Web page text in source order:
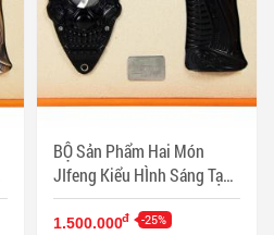
BỘ Sản Phẩm Hai Món
JIfeng Kiểu HÌnh Sáng Tạo
Sang TRọng Màu Đen - Mã
SP: PKXG356
1.500.000đ -25%